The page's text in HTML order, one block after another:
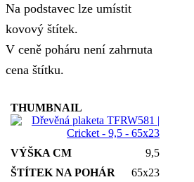
Na podstavec lze umístit
kovový štítek.
V ceně poháru není zahrnuta
cena štítku.
9,5
65x23